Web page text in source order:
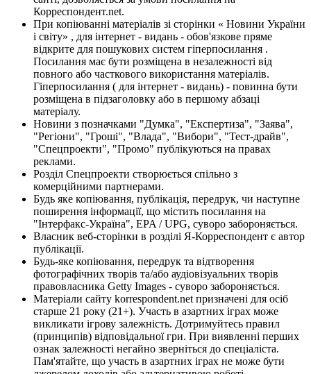
Корреспондент.net.
При копіюванні матеріалів зі сторінки « Новини України
і світу» , для інтернет - видань - обов'язкове пряме
відкрите для пошукових систем гіперпосилання .
Посилання має бути розміщена в незалежності від
повного або часткового використання матеріалів.
Гіперпосилання ( для інтернет - видань) - повинна бути
розміщена в підзаголовку або в першому абзаці
матеріалу.
Новини з позначками "Думка", "Експертиза", "Заява",
"Регіони", "Гроші", "Влада", "Вибори", "Тест-драйв",
"Спецпроекти", "Промо" публікуються на правах
реклами.
Розділ Спецпроекти створюється спільно з
комерційними партнерами.
Будь яке копіювання, публікація, передрук, чи наступне
поширення інформації, що містить посилання на
"Інтерфакс-Україна", EPA / UPG, суворо забороняється.
Власник веб-сторінки в розділі Я-Корреспондент є автор
публікації.
Будь-яке копіювання, передрук та відтворення
фотографічних творів та/або аудіовізуальних творів
правовласника Getty Images - суворо забороняється.
Матеріали сайту korrespondent.net призначені для осіб
старше 21 року (21+). Участь в азартних іграх може
викликати ігрову залежність. Дотримуйтесь правил
(принципів) відповідальної гри. При виявленні перших
ознак залежності негайно зверніться до спеціаліста.
Пам'ятайте, що участь в азартних іграх не може бути